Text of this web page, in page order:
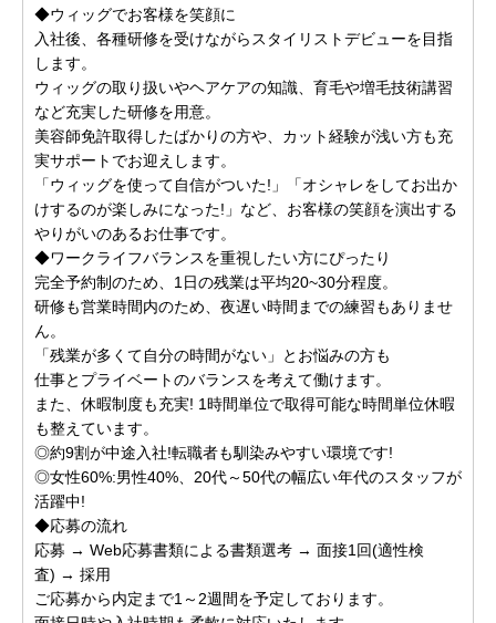
◆ウィッグでお客様を笑顔に
入社後、各種研修を受けながらスタイリストデビューを目指
します。
ウィッグの取り扱いやヘアケアの知識、育毛や増毛技術講習
など充実した研修を用意。
美容師免許取得したばかりの方や、カット経験が浅い方も充
実サポートでお迎えします。
「ウィッグを使って自信がついた!」「オシャレをしてお出か
けするのが楽しみになった!」など、お客様の笑顔を演出する
やりがいのあるお仕事です。
◆ワークライフバランスを重視したい方にぴったり
完全予約制のため、1日の残業は平均20~30分程度。
研修も営業時間内のため、夜遅い時間までの練習もありませ
ん。
「残業が多くて自分の時間がない」とお悩みの方も
仕事とプライベートのバランスを考えて働けます。
また、休暇制度も充実! 1時間単位で取得可能な時間単位休暇
も整えています。
◎約9割が中途入社!転職者も馴染みやすい環境です!
◎女性60%:男性40%、20代～50代の幅広い年代のスタッフが
活躍中!
◆応募の流れ
応募 → Web応募書類による書類選考 → 面接1回(適性検
査) → 採用
ご応募から内定まで1～2週間を予定しております。